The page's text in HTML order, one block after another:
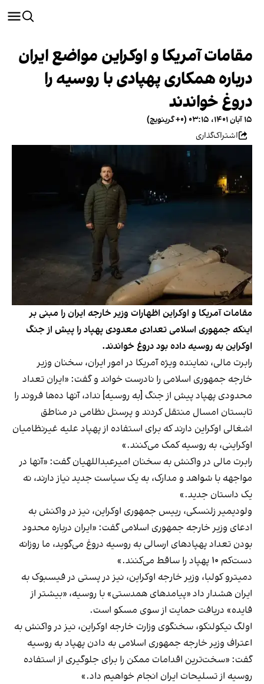
مقامات آمریکا و اوکراین مواضع ایران
درباره همکاری پهپادی با روسیه را
دروغ خواندند
۱۵ آبان ۱۴۰۱، ۰۳:۱۵ (‎+۰ گرینویچ)
اشتراک‌گذاری
مقامات آمریکا و اوکراین اظهارات وزیر خارجه ایران را مبنی بر
اینکه جمهوری اسلامی تعدادی معدودی پهپاد را پیش از جنگ
اوکراین به روسیه داده بود دروغ خواندند.
رابرت مالی، نماینده ویژه آمریکا در امور ایران، سخنان وزیر
خارجه جمهوری اسلامی را نادرست خواند و گفت: «ایران تعداد
محدودی پهپاد پیش از جنگ [به روسیه] نداد، آنها ده‌ها فروند را
تابستان امسال منتقل کردند و پرسنل نظامی در مناطق
اشغالی اوکراین دارند که برای استفاده از پهپاد علیه غیرنظامیان
اوکراینی، به روسیه کمک می‌کنند.»
رابرت مالی در واکنش به سخنان امیرعبداللهیان گفت: «آنها در
مواجهه با شواهد و مدارک، به یک سیاست جدید نیاز دارند، نه
یک داستان جدید.»
ولودیمیر زلنسکی، رییس جمهوری اوکراین، نیز در واکنش به
ادعای وزیر خارجه جمهوری اسلامی گفت: «ایران درباره محدود
بودن تعداد پهپادهای ارسالی به روسیه دروغ می‌گوید، ما روزانه
دست‌کم ۱۰ پهپاد را ساقط می‌کنند.»
دمیترو کولبا، وزیر خارجه اوکراین، نیز در پستی در فیسبوک به
ایران هشدار داد «پیامدهای همدستی» با روسیه، «بیشتر از
فایده» دریافت حمایت از سوی مسکو است.
اولگ نیکولنکو، سخنگوی وزارت خارجه اوکراین، نیز در واکنش به
اعتراف وزیر خارجه جمهوری اسلامی به دادن پهپاد به روسیه
گفت: «سخت‌ترین اقدامات ممکن را برای جلوگیری از استفاده
روسیه از تسلیحات ایران انجام خواهیم داد.»